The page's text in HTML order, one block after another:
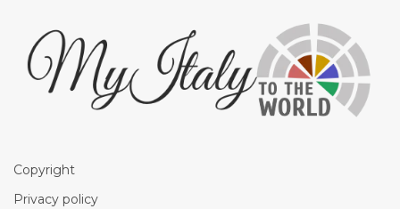
Copyright
Privacy policy